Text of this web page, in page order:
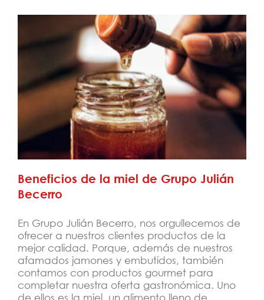
Beneficios de la miel de Grupo Julián
Becerro
Beneficios de la miel de Grupo Julián
Becerro
En Grupo Julián Becerro, nos orgullecemos de
ofrecer a nuestros clientes productos de la
mejor calidad. Porque, además de nuestros
afamados jamones y embutidos, también
contamos con productos gourmet para
completar nuestra oferta gastronómica. Uno
de ellos es la miel, un alimento lleno de